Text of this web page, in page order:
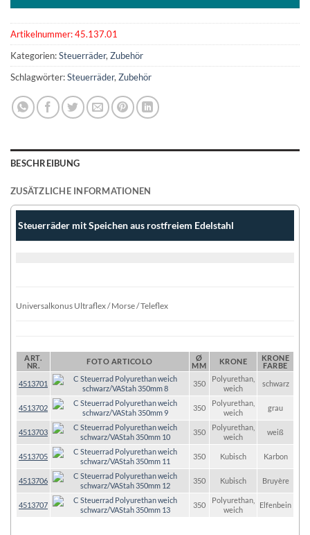
Artikelnummer:45.137.01
Kategorien:Steuerräder, Zubehör
Schlagwörter:Steuerräder, Zubehör
BESCHREIBUNG
ZUSÄTZLICHE INFORMATIONEN
Steuerräder mit Speichen aus rostfreiem Edelstahl
Universalkonus Ultraflex / Morse / Teleflex
ART.
NR.
FOTO ARTICOLO
Ø
MM
KRONE
KRONE
FARBE
4513701
350
Polyurethan,
weich
schwarz
4513702 350
Polyurethan,
weich
grau
4513703 350
Polyurethan,
weich
weiß
4513705 350 Kubisch Karbon
4513706 350 Kubisch Bruyère
4513707 350
Polyurethan,
weich
Elfenbein